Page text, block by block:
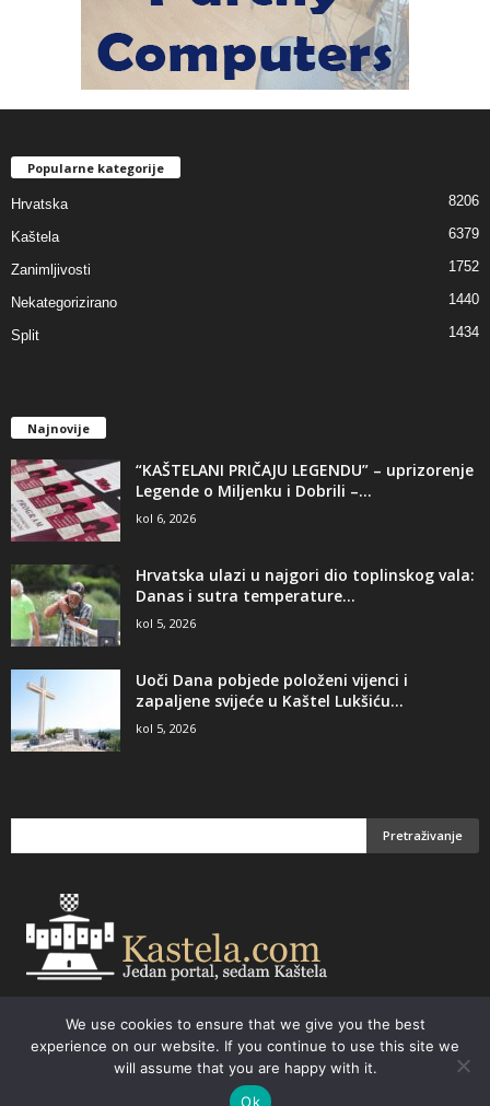
Popularne kategorije
Hrvatska 8206
Kaštela 6379
Zanimljivosti 1752
Nekategorizirano 1440
Split 1434
Najnovije
“KAŠTELANI PRIČAJU LEGENDU” – uprizorenje
Legende o Miljenku i Dobrili –...
kol 6, 2026
Hrvatska ulazi u najgori dio toplinskog vala:
Danas i sutra temperature...
kol 5, 2026
Uoči Dana pobjede položeni vijenci i
zapaljene svijeće u Kaštel Lukšiću...
kol 5, 2026
kastela@kastela.com Tel: +385 21 232-437 Izrada web stranica,
prodaja informatičke opreme. Vaš izbor –
Parchy Computers
We use cookies to ensure that we give you the best
experience on our website. If you continue to use this site we
will assume that you are happy with it.
Ok